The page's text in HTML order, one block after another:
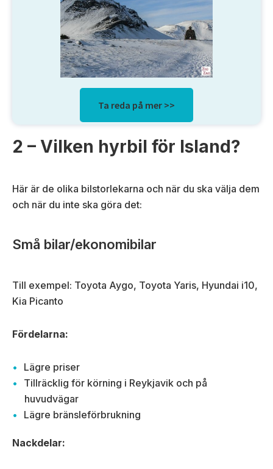
Ta reda på mer >>
2 – Vilken hyrbil för Island?
Här är de olika bilstorlekarna och när du ska välja dem
och när du inte ska göra det:
Små bilar/ekonomibilar
Till exempel: Toyota Aygo, Toyota Yaris, Hyundai i10,
Kia Picanto
Fördelarna:
Lägre priser
Tillräcklig för körning i Reykjavik och på
huvudvägar
Lägre bränsleförbrukning
Nackdelar: